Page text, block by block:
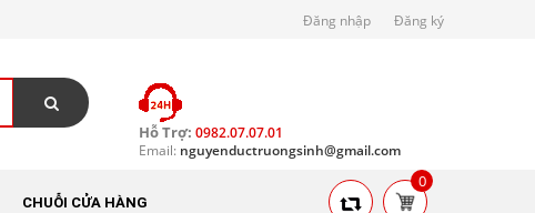
Đăng nhập Đăng ký
Hỗ Trợ: 0982.07.07.01
Email: nguyenductruongsinh@gmail.com
CHUỖI CỬA HÀNG
0